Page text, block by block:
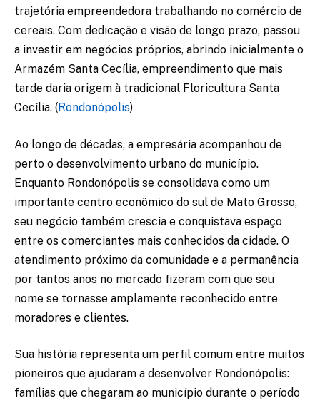
trajetória empreendedora trabalhando no comércio de
cereais. Com dedicação e visão de longo prazo, passou
a investir em negócios próprios, abrindo inicialmente o
Armazém Santa Cecília, empreendimento que mais
tarde daria origem à tradicional Floricultura Santa
Cecília. (Rondonópolis)
Ao longo de décadas, a empresária acompanhou de
perto o desenvolvimento urbano do município.
Enquanto Rondonópolis se consolidava como um
importante centro econômico do sul de Mato Grosso,
seu negócio também crescia e conquistava espaço
entre os comerciantes mais conhecidos da cidade. O
atendimento próximo da comunidade e a permanência
por tantos anos no mercado fizeram com que seu
nome se tornasse amplamente reconhecido entre
moradores e clientes.
Sua história representa um perfil comum entre muitos
pioneiros que ajudaram a desenvolver Rondonópolis:
famílias que chegaram ao município durante o período